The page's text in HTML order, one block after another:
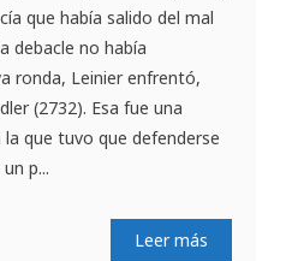
que había salido del mal
debacle no había
ronda, Leinier enfrentó,
(2732). Esa fue una
que tuvo que defenderse
p...
Leer más